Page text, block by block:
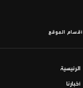
أقسام الموقع
الرئيسية
أخبارنا